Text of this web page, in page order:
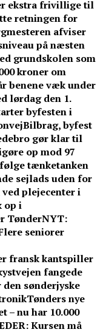
ekstra frivillige til
retningen for
afviser
på næsten
grundskolen som
kroner om
benene væk under
lørdag den 1.
byfesten i
Bilbrag, byfest
gør klar til
op mod 97
tænketanken
sejlads uden for
ved plejecenter i
op i
TønderNYT:
seniorer
fransk kantspiller
fangede
sønderjyske
Tønders nye
– nu har 10.000
Kursen må